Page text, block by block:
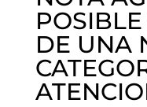
DE UNA